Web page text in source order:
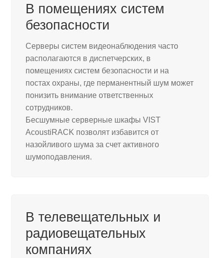
В помещениях систем
безопасности
Серверы систем видеонаблюдения часто
располагаются в диспетчерских, в
помещениях систем безопасности и на
постах охраны, где перманентный шум может
понизить внимание ответственных
сотрудников.
Бесшумные серверные шкафы VIST
AcoustiRACK позволят избавится от
назойливого шума за счет активного
шумоподавления.
В телевещательных и
радиовещательных
компаниях